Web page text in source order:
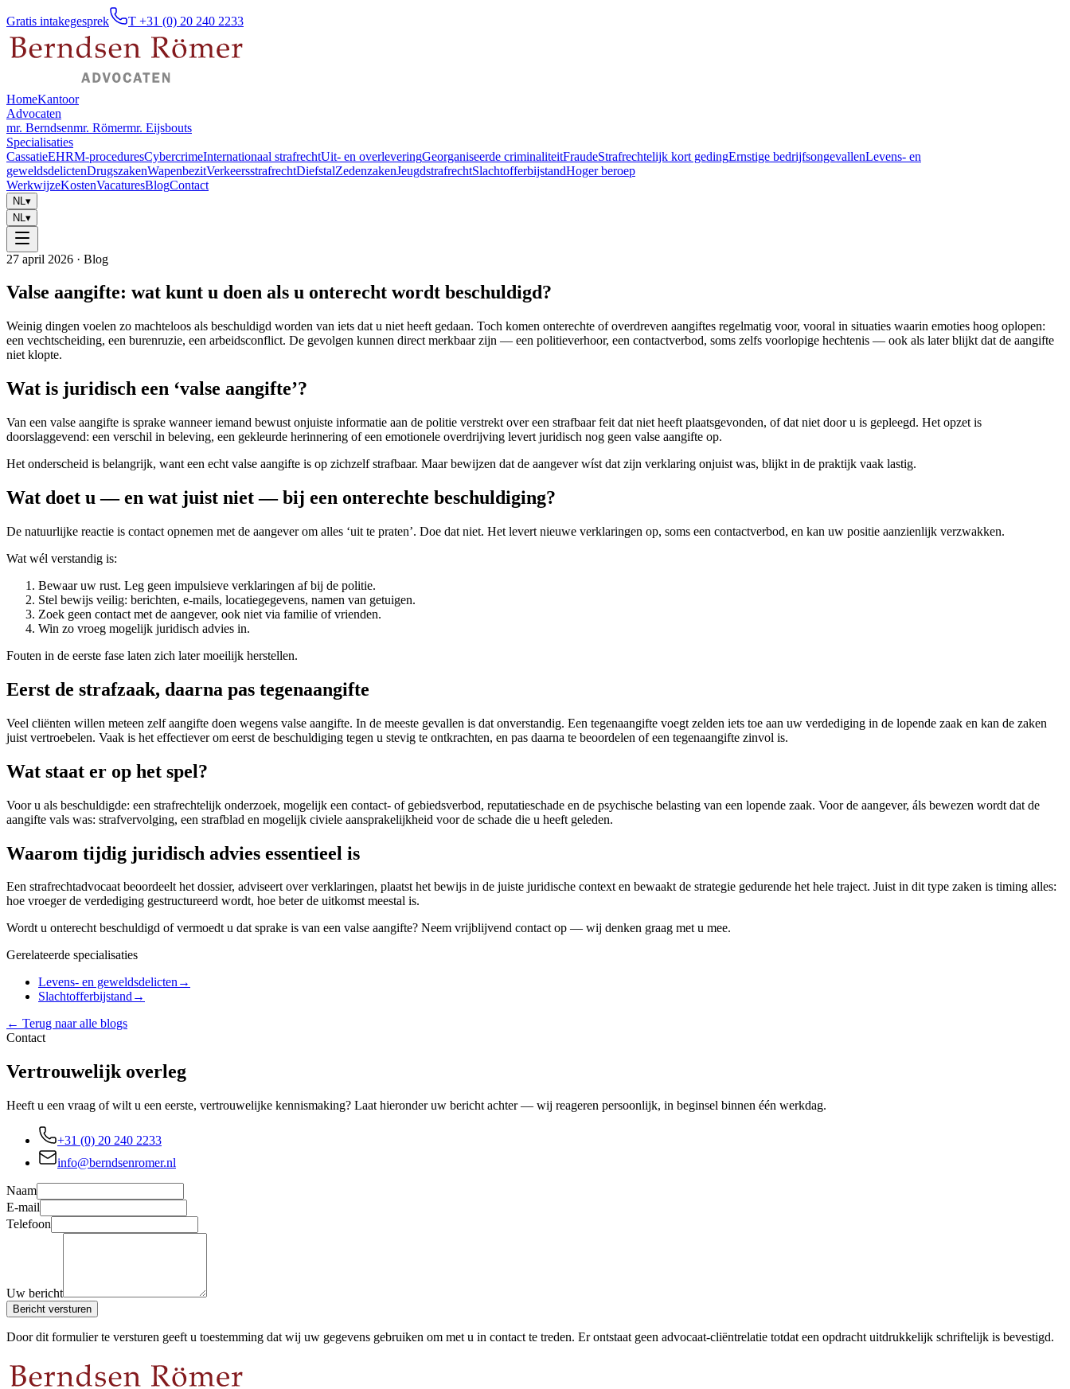
Gratis intakegesprek T +31 (0) 20 240 2233
HomeKantoor
Advocaten
mr. Berndsenmr. Römermr. Eijsbouts
Specialisaties
CassatieEHRM-proceduresCybercrimeInternationaal strafrechtUit- en overleveringGeorganiseerde criminaliteitFraudeStrafrechtelijk kort gedingErnstige bedrijfsongevallenLevens- en
geweldsdelictenDrugszakenWapenbezitVerkeersstrafrechtDiefstalZedenzakenJeugdstrafrechtSlachtofferbijstandHoger beroep
WerkwijzeKostenVacaturesBlogContact
NL ▾
NL ▾
27 april 2026 · Blog
Valse aangifte: wat kunt u doen als u onterecht wordt beschuldigd?
Weinig dingen voelen zo machteloos als beschuldigd worden van iets dat u niet heeft gedaan. Toch komen onterechte of overdreven aangiftes regelmatig voor, vooral in situaties waarin emoties hoog oplopen:
een vechtscheiding, een burenruzie, een arbeidsconflict. De gevolgen kunnen direct merkbaar zijn — een politieverhoor, een contactverbod, soms zelfs voorlopige hechtenis — ook als later blijkt dat de aangifte
niet klopte.
Wat is juridisch een ‘valse aangifte’?
Van een valse aangifte is sprake wanneer iemand bewust onjuiste informatie aan de politie verstrekt over een strafbaar feit dat niet heeft plaatsgevonden, of dat niet door u is gepleegd. Het opzet is
doorslaggevend: een verschil in beleving, een gekleurde herinnering of een emotionele overdrijving levert juridisch nog geen valse aangifte op.
Het onderscheid is belangrijk, want een echt valse aangifte is op zichzelf strafbaar. Maar bewijzen dat de aangever wíst dat zijn verklaring onjuist was, blijkt in de praktijk vaak lastig.
Wat doet u — en wat juist niet — bij een onterechte beschuldiging?
De natuurlijke reactie is contact opnemen met de aangever om alles ‘uit te praten’. Doe dat niet. Het levert nieuwe verklaringen op, soms een contactverbod, en kan uw positie aanzienlijk verzwakken.
Wat wél verstandig is:
Bewaar uw rust. Leg geen impulsieve verklaringen af bij de politie.
Stel bewijs veilig: berichten, e-mails, locatiegegevens, namen van getuigen.
Zoek geen contact met de aangever, ook niet via familie of vrienden.
Win zo vroeg mogelijk juridisch advies in.
Fouten in de eerste fase laten zich later moeilijk herstellen.
Eerst de strafzaak, daarna pas tegenaangifte
Veel cliënten willen meteen zelf aangifte doen wegens valse aangifte. In de meeste gevallen is dat onverstandig. Een tegenaangifte voegt zelden iets toe aan uw verdediging in de lopende zaak en kan de zaken
juist vertroebelen. Vaak is het effectiever om eerst de beschuldiging tegen u stevig te ontkrachten, en pas daarna te beoordelen of een tegenaangifte zinvol is.
Wat staat er op het spel?
Voor u als beschuldigde: een strafrechtelijk onderzoek, mogelijk een contact- of gebiedsverbod, reputatieschade en de psychische belasting van een lopende zaak. Voor de aangever, áls bewezen wordt dat de
aangifte vals was: strafvervolging, een strafblad en mogelijk civiele aansprakelijkheid voor de schade die u heeft geleden.
Waarom tijdig juridisch advies essentieel is
Een strafrechtadvocaat beoordeelt het dossier, adviseert over verklaringen, plaatst het bewijs in de juiste juridische context en bewaakt de strategie gedurende het hele traject. Juist in dit type zaken is timing alles:
hoe vroeger de verdediging gestructureerd wordt, hoe beter de uitkomst meestal is.
Wordt u onterecht beschuldigd of vermoedt u dat sprake is van een valse aangifte? Neem vrijblijvend contact op — wij denken graag met u mee.
Gerelateerde specialisaties
Levens- en geweldsdelicten→
Slachtofferbijstand→
← Terug naar alle blogs
Contact
Vertrouwelijk overleg
Heeft u een vraag of wilt u een eerste, vertrouwelijke kennismaking? Laat hieronder uw bericht achter — wij reageren persoonlijk, in beginsel binnen één werkdag.
+31 (0) 20 240 2233
info@berndsenromer.nl
Naam
E-mail
Telefoon
Uw bericht
Bericht versturen
Door dit formulier te versturen geeft u toestemming dat wij uw gegevens gebruiken om met u in contact te treden. Er ontstaat geen advocaat-cliëntrelatie totdat een opdracht uitdrukkelijk schriftelijk is bevestigd.